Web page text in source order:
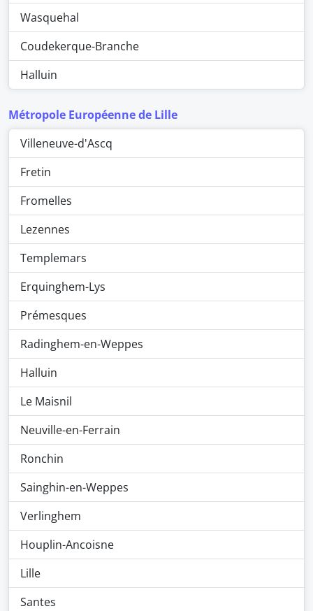
Wasquehal
Coudekerque-Branche
Halluin
Métropole Européenne de Lille
Villeneuve-d'Ascq
Fretin
Fromelles
Lezennes
Templemars
Erquinghem-Lys
Prémesques
Radinghem-en-Weppes
Halluin
Le Maisnil
Neuville-en-Ferrain
Ronchin
Sainghin-en-Weppes
Verlinghem
Houplin-Ancoisne
Lille
Santes